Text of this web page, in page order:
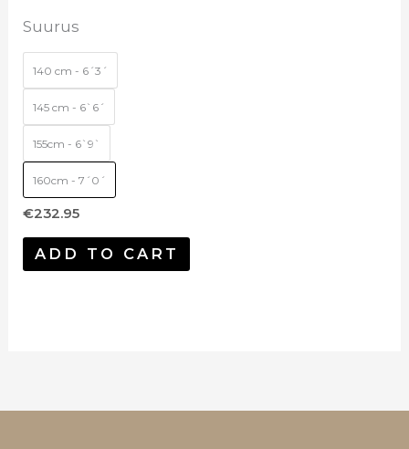
Suurus
140 cm - 6´3´
145 cm - 6`6´
155cm - 6`9`
160cm - 7´0´
€232.95
ADD TO CART